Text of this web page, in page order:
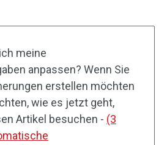
meine
anpassen? Wenn Sie
erstellen möchten
wie es jetzt geht,
Artikel besuchen - (3